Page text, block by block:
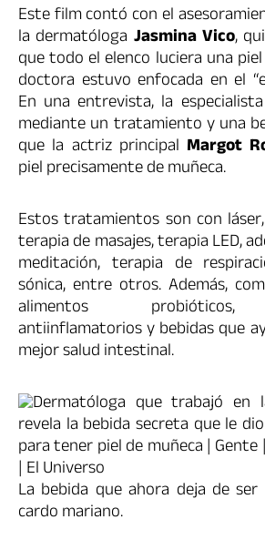
Este film contó con el
la dermatóloga Jasmina Vico,
que todo el elenco luciera una
doctora estuvo enfocada en el
En una entrevista, la
mediante un tratamiento y una
que la actriz principal Margot
piel precisamente de muñeca.
Estos tratamientos son con
terapia de masajes, terapia LED,
meditación, terapia de
sónica, entre otros. Además,
alimentos probióticos,
antiinflamatorios y bebidas que
mejor salud intestinal.
La bebida que ahora deja de
cardo mariano.